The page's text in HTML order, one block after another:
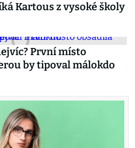
Kartous z vysoké školy
První místo
by tipoval málokdo